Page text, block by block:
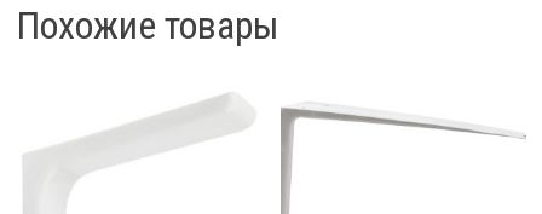
Похожие товары